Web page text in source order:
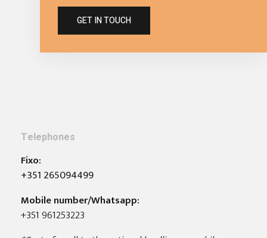
GET IN TOUCH
Telephones
Fixo:
+351 265094499
Mobile number/Whatsapp:
+351 961253223